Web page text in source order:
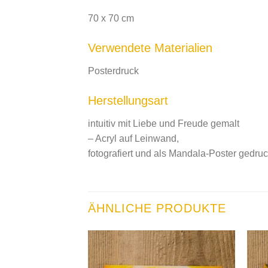
70 x 70 cm
Verwendete Materialien
Posterdruck
Herstellungsart
intuitiv mit Liebe und Freude gemalt
– Acryl auf Leinwand,
fotografiert und als Mandala-Poster
ÄHNLICHE PRODUKTE